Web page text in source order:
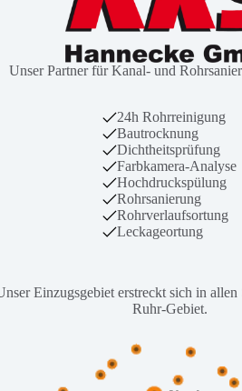
Unser Partner für Kanal- und
24h Rohrreinigung
Bautrocknung
Dichtheitsprüfung
Farbkamera-Analyse
Hochdruckspülung
Rohrsanierung
Rohrverlaufsortung
Leckageortung
Einzugsgebiet erstreckt sich in
Ruhr-Gebiet.